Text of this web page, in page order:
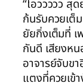
“โอววววว สุ
ก้นรับควยเต็
ยัยกิ่งเต็มที่ เ
กันดี เสียงห
อาจารย์จับข
แตงที่ควยเข้